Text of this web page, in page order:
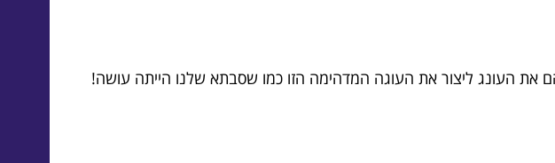
העונג ליצור את העוגה המדהימה הזו כמו שסבתא שלנו הייתה עושה!